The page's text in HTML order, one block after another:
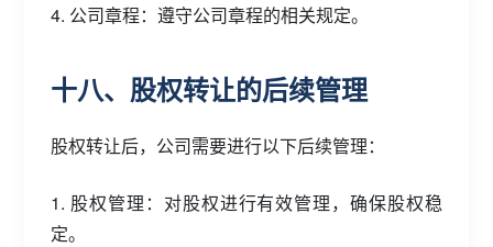
4. 公司章程：遵守公司章程的相关规定。
十八、股权转让的后续管理
股权转让后，公司需要进行以下后续管理：
1. 股权管理：对股权进行有效管理，确保股权稳
定。